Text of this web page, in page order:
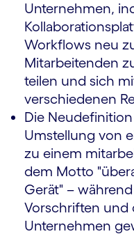
Unternehmen,
Workflows neu
Mitarbeitenden
teilen und sich
verschiedenen
Die
Umstellung von
zu einem
dem Motto
Gerät" –
Vorschriften und
Unternehmen